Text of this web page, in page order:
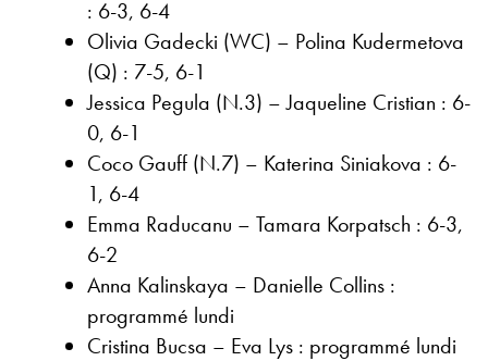
: 6-3, 6-4
Olivia Gadecki (WC) – Polina Kudermetova
(Q) : 7-5, 6-1
Jessica Pegula (N.3) – Jaqueline Cristian : 6-
0, 6-1
Coco Gauff (N.7) – Katerina Siniakova : 6-
1, 6-4
Emma Raducanu – Tamara Korpatsch : 6-3,
6-2
Anna Kalinskaya – Danielle Collins :
programmé lundi
Cristina Bucsa – Eva Lys : programmé lundi